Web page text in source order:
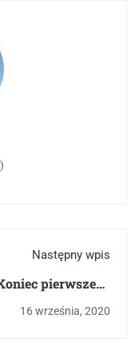
Następny wpis
pierwszego
testu wiedzy o
16 września, 2020